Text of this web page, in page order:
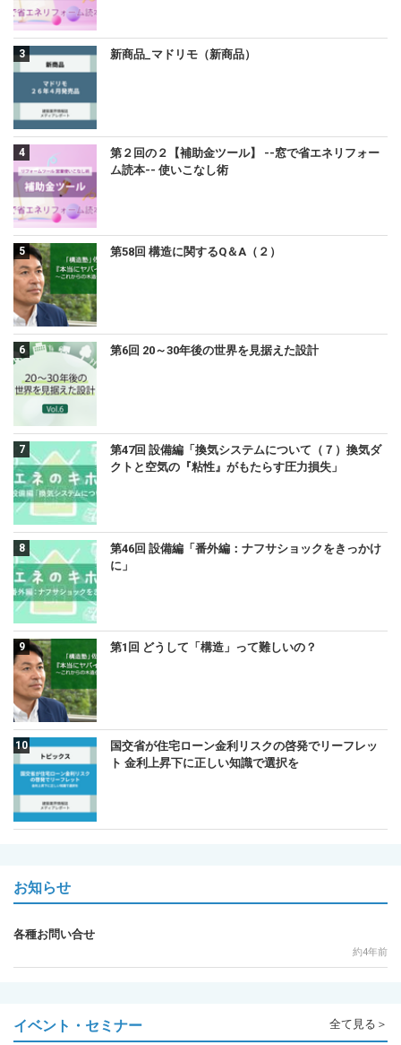
新商品_マドリモ（新商品）
第２回の２【補助金ツール】 --窓で省エネリフォー
ム読本-- 使いこなし術
第58回 構造に関するQ＆A（２）
第6回 20～30年後の世界を見据えた設計
第47回 設備編「換気システムについて（７）換気ダ
クトと空気の『粘性』がもたらす圧力損失」
第46回 設備編「番外編：ナフサショックをきっかけ
に」
第1回 どうして「構造」って難しいの？
国交省が住宅ローン金利リスクの啓発でリーフレッ
ト 金利上昇下に正しい知識で選択を
お知らせ
各種お問い合せ
約4年前
イベント・セミナー 全て見る＞